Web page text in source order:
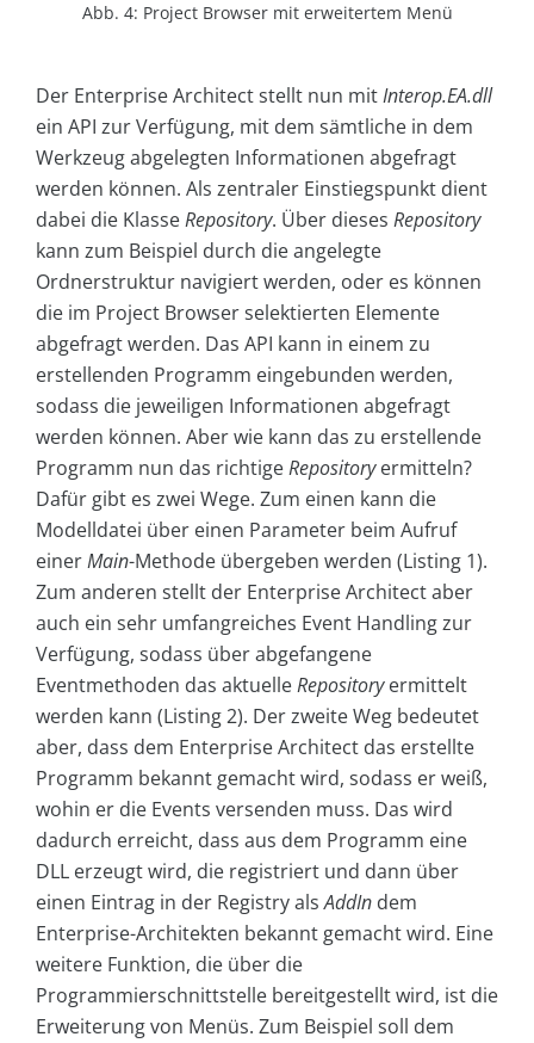
Abb. 4: Project Browser mit erweitertem Menü
Der Enterprise Architect stellt nun mitInterop.EA.dll
ein API zur Verfügung, mit dem sämtliche in dem
Werkzeug abgelegten Informationen abgefragt
werden können. Als zentraler Einstiegspunkt dient
dabei die KlasseRepository. Über dieses Repository
kann zum Beispiel durch die angelegte
Ordnerstruktur navigiert werden, oder es können
die im Project Browser selektierten Elemente
abgefragt werden. Das API kann in einem zu
erstellenden Programm eingebunden werden,
sodass die jeweiligen Informationen abgefragt
werden können. Aber wie kann das zu erstellende
Programm nun das richtigeRepositoryermitteln?
Dafür gibt es zwei Wege. Zum einen kann die
Modelldatei über einen Parameter beim Aufruf
einerMain-Methode übergeben werden (Listing 1).
Zum anderen stellt der Enterprise Architect aber
auch ein sehr umfangreiches Event Handling zur
Verfügung, sodass über abgefangene
Eventmethoden das aktuelleRepositoryermittelt
werden kann (Listing 2). Der zweite Weg bedeutet
aber, dass dem Enterprise Architect das erstellte
Programm bekannt gemacht wird, sodass er weiß,
wohin er die Events versenden muss. Das wird
dadurch erreicht, dass aus dem Programm eine
DLL erzeugt wird, die registriert und dann über
einen Eintrag in der Registry alsAddIn dem
Enterprise-Architekten bekannt gemacht wird. Eine
weitere Funktion, die über die
Programmierschnittstelle bereitgestellt wird, ist die
Erweiterung von Menüs. Zum Beispiel soll dem